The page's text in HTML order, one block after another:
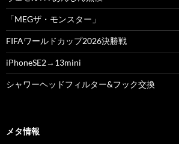
「MEGザ・モンスター」
FIFAワールドカップ2026決勝戦
iPhoneSE2→13mini
シャワーヘッドフィルター&フック交換
メタ情報